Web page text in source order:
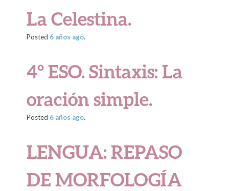
La Celestina.
Posted 6 años ago.
4º ESO. Sintaxis: La
oración simple.
Posted 6 años ago.
LENGUA: REPASO
DE MORFOLOGÍA